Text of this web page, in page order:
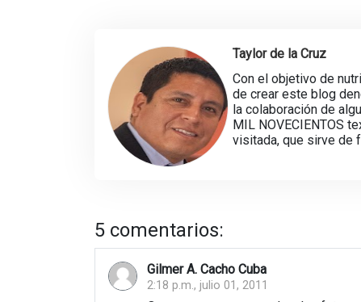
Taylor de la Cruz
Con el objetivo de
de crear este blog
la colaboración de
MIL NOVECIENTOS
visitada, que sirve de
5 comentarios:
Gilmer A. Cacho Cuba
2:18 p.m., julio 01, 2011